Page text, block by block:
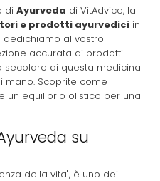
di Ayurveda di VitAdvice, la
e prodotti ayurvedici in
dedichiamo al vostro
accurata di prodotti
secolare di questa medicina
mano. Scoprite come
un equilibrio olistico per una
su
della vita", è uno dei